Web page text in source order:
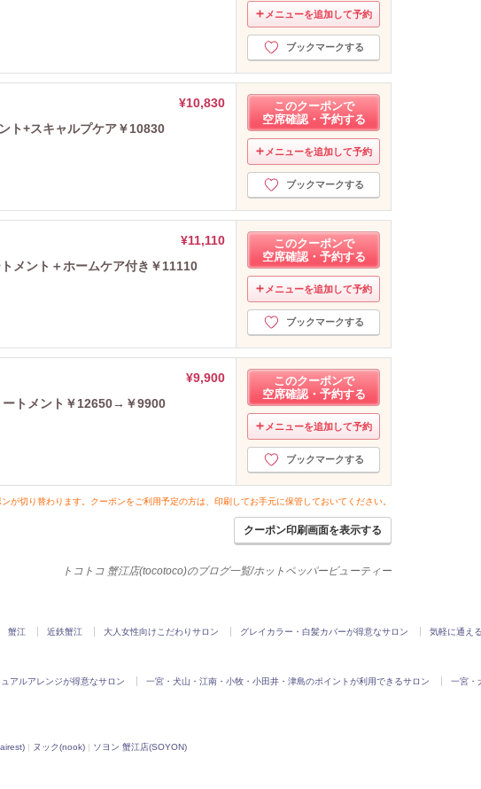
メニューを追加して予約
ブックマークする
¥10,830
ト+スキャルプケア￥10830
このクーポンで
空席確認・予約する
メニューを追加して予約
ブックマークする
¥11,110
メント＋ホームケア付き￥11110
このクーポンで
空席確認・予約する
メニューを追加して予約
ブックマークする
¥9,900
トメント￥12650→￥9900
このクーポンで
空席確認・予約する
メニューを追加して予約
ブックマークする
が切り替わります。クーポンをご利用予定の方は、印刷してお手元に保管しておいてください。
クーポン印刷画面を表示する
トコトコ 蟹江店(tocotoco)のブログ一覧/ホットペッパービューティー
蟹江 近鉄蟹江 大人女性向けこだわりサロン グレイカラー・白髪カバーが得意なサロン
気軽に通え
アルアレンジが得意なサロン 一宮・犬山・江南・小牧・小田井・津島のポイントが利用できるサロン
一宮・
| ヌック(nook) | ソヨン 蟹江店(SOYON)